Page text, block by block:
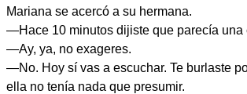
Mariana se acercó a su hermana.
—Hace 10 minutos dijiste que parecía una
—Ay, ya, no exageres.
—No. Hoy sí vas a escuchar. Te burlaste
ella no tenía nada que presumir.